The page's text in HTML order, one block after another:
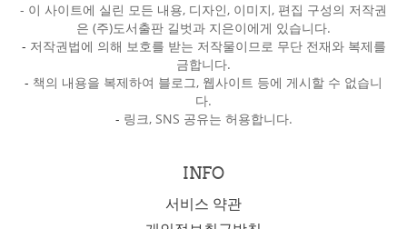
- 이 사이트에 실린 모든 내용, 디자인, 이미지, 편집 구성의 저작권
은 (주)도서출판 길벗과 지은이에게 있습니다.
- 저작권법에 의해 보호를 받는 저작물이므로 무단 전재와 복제를
금합니다.
- 책의 내용을 복제하여 블로그, 웹사이트 등에 게시할 수 없습니
다.
- 링크, SNS 공유는 허용합니다.
INFO
서비스 약관